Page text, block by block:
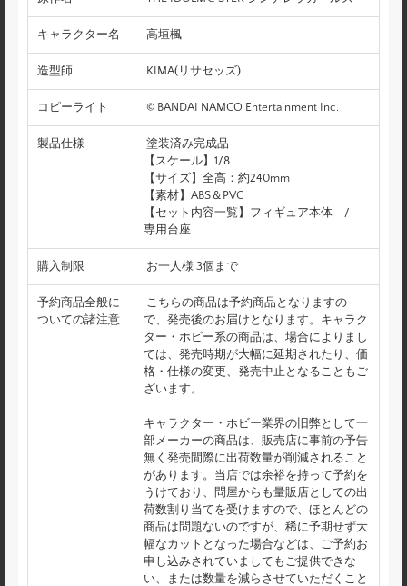
キャラクター名 高垣楓
造型師 KIMA(リサセッズ)
コピーライト © BANDAI NAMCO Entertainment Inc.
製品仕様
塗装済み完成品
【スケール】1/8
【サイズ】全高：約240mm
【素材】ABS＆PVC
【セット内容一覧】フィギュア本体 /
専用台座
購入制限 お一人様 3個まで
予約商品全般に
ついての諸注意
こちらの商品は予約商品となりますの
で、発売後のお届けとなります。キャラク
ター・ホビー系の商品は、場合によりまし
ては、発売時期が大幅に延期されたり、価
格・仕様の変更、発売中止となることもご
ざいます。
キャラクター・ホビー業界の旧弊として一
部メーカーの商品は、販売店に事前の予告
無く発売間際に出荷数量が削減されること
があります。当店では余裕を持って予約を
うけており、問屋からも量販店としての出
荷数割り当てを受けますので、ほとんどの
商品は問題ないのですが、稀に予期せず大
幅なカットとなった場合などは、ご予約お
申し込みされていましてもご提供できな
い、または数量を減らさせていただくこと